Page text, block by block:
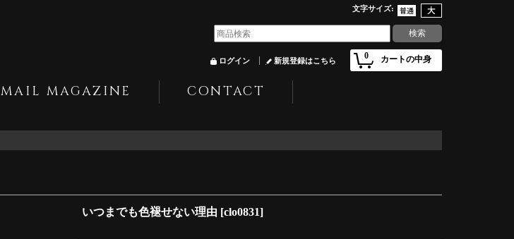
文字サイズ:
0 カートの中身
ログイン 新規登録はこちら
MAIL MAGAZINE CONTACT
いつまでも色褪せない理由 [clo0831]